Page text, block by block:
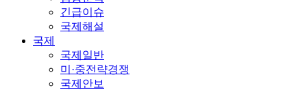
긴급이슈
국제해설
국제
국제일반
미·중전략경쟁
국제안보